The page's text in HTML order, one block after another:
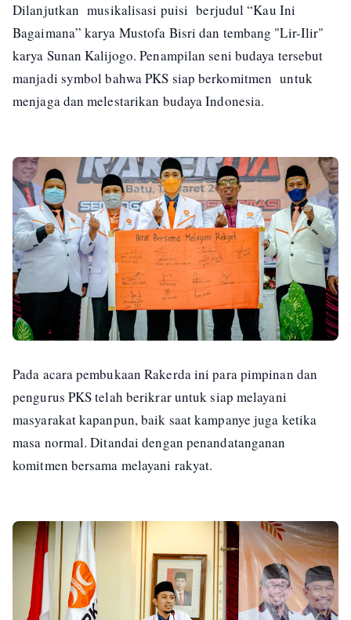
Dilanjutkan musikalisasi puisi berjudul “Kau Ini
Bagaimana” karya Mustofa Bisri dan tembang "Lir-Ilir"
karya Sunan Kalijogo. Penampilan seni budaya tersebut
manjadi symbol bahwa PKS siap berkomitmen untuk
menjaga dan melestarikan budaya Indonesia.
Pada acara pembukaan Rakerda ini para pimpinan dan
pengurus PKS telah berikrar untuk siap melayani
masyarakat kapanpun, baik saat kampanye juga ketika
masa normal. Ditandai dengan penandatanganan
komitmen bersama melayani rakyat.